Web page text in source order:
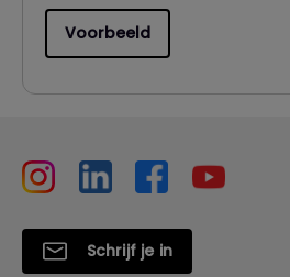
Voorbeeld
Schrijf je in